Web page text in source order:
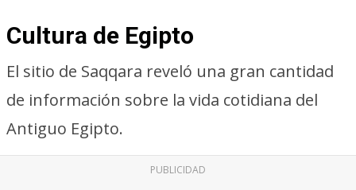
Cultura de Egipto
El sitio de Saqqara reveló una gran cantidad
de información sobre la vida cotidiana del
Antiguo Egipto.
PUBLICIDAD